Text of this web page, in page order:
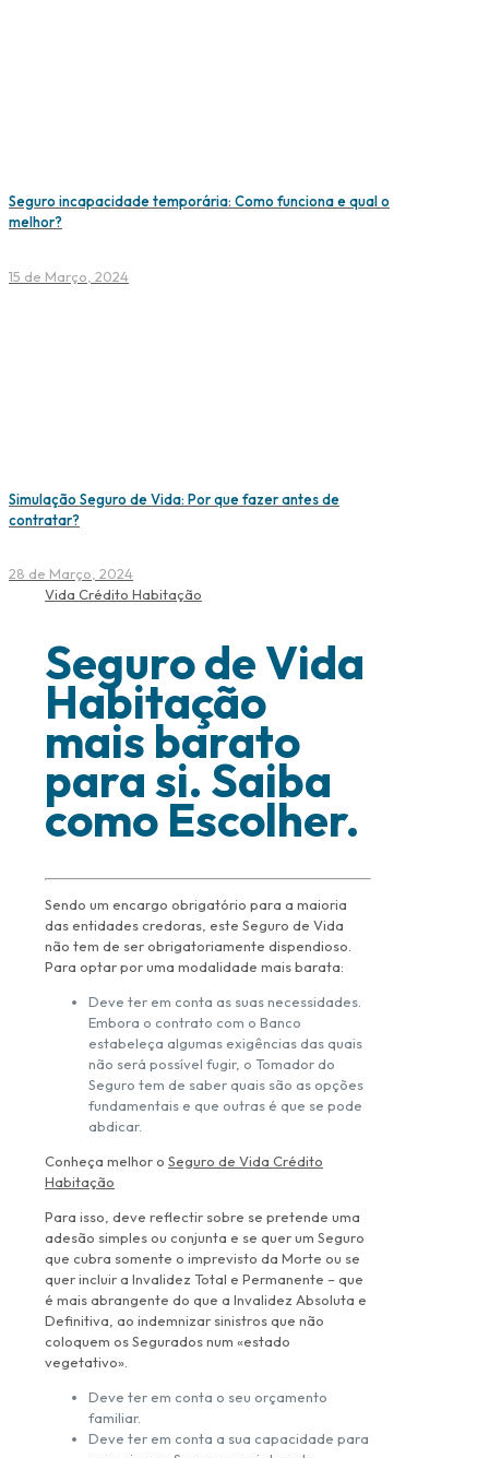
Seguro incapacidade temporária: Como funciona e qual o
melhor?
15 de Março, 2024
Simulação Seguro de Vida: Por que fazer antes de
contratar?
28 de Março, 2024
Vida Crédito Habitação
Seguro de Vida
Habitação
mais barato
para si. Saiba
como Escolher.
Sendo um encargo obrigatório para a maioria
das entidades credoras, este Seguro de Vida
não tem de ser obrigatoriamente dispendioso.
Para optar por uma modalidade mais barata:
Deve ter em conta as suas necessidades.
Embora o contrato com o Banco
estabeleça algumas exigências das quais
não será possível fugir, o Tomador do
Seguro tem de saber quais são as opções
fundamentais e que outras é que se pode
abdicar.
Conheça melhor o Seguro de Vida Crédito
Habitação
Para isso, deve reflectir sobre se pretende uma
adesão simples ou conjunta e se quer um Seguro
que cubra somente o imprevisto da Morte ou se
quer incluir a Invalidez Total e Permanente – que
é mais abrangente do que a Invalidez Absoluta e
Definitiva, ao indemnizar sinistros que não
coloquem os Segurados num «estado
vegetativo».
Deve ter em conta o seu orçamento
familiar.
Deve ter em conta a sua capacidade para